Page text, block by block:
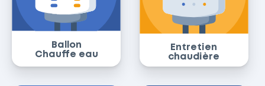
Ballon
Chauffe eau
Entretien
chaudière